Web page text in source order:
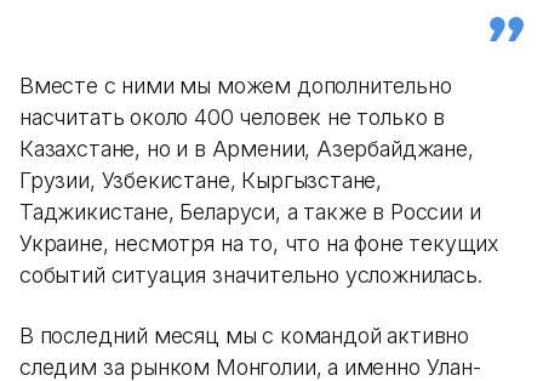
Вместе с ними мы можем дополнительно
насчитать около 400 человек не только в
Казахстане, но и в Армении, Азербайджане,
Грузии, Узбекистане, Кыргызстане,
Таджикистане, Беларуси, а также в России и
Украине, несмотря на то, что на фоне текущих
событий ситуация значительно усложнилась.
В последний месяц мы с командой активно
следим за рынком Монголии, а именно Улан-